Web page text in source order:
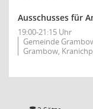
Ausschusses für
19:00-21:15 Uhr
Gemeinde
Grambow,